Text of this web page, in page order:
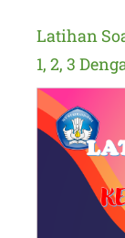
Latihan
1, 2, 3